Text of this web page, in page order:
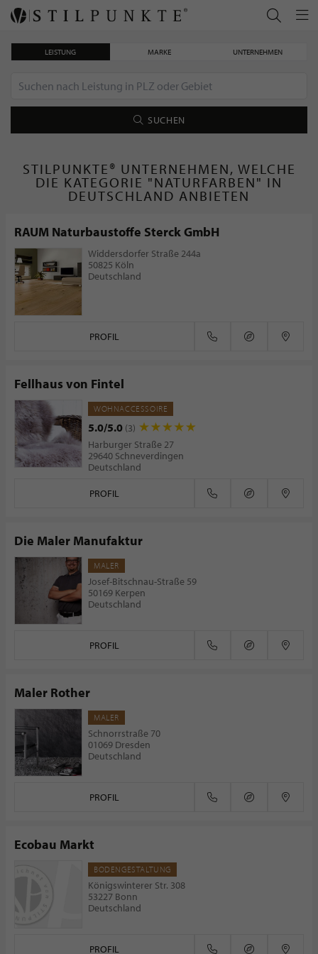
LEISTUNG MARKE UNTERNEHMEN
SUCHEN
STILPUNKTE® UNTERNEHMEN, WELCHE
DIE KATEGORIE "NATURFARBEN" IN
DEUTSCHLAND ANBIETEN
RAUM Naturbaustoffe Sterck GmbH
Widdersdorfer Straße 244a
50825 Köln
Deutschland
PROFIL
Fellhaus von Fintel
WOHNACCESSOIRE
5.0/5.0 (3)
Harburger Straße 27
29640 Schneverdingen
Deutschland
PROFIL
Die Maler Manufaktur
MALER
Josef-Bitschnau-Straße 59
50169 Kerpen
Deutschland
PROFIL
Maler Rother
MALER
Schnorrstraße 70
01069 Dresden
Deutschland
PROFIL
Ecobau Markt
BODENGESTALTUNG
Königswinterer Str. 308
53227 Bonn
Deutschland
PROFIL